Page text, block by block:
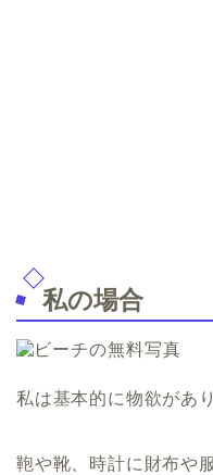
私の場合
私は基本的に物欲があ
鞄や靴、時計に財布や